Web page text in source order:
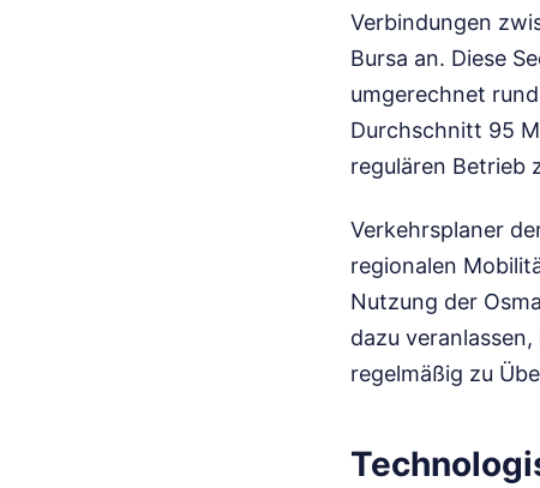
Verbindungen
Bursa an. Diese
umgerechnet
Durchschnitt 95
regulären Betrieb
Verkehrsplaner
regionalen
Nutzung der
dazu
regelmäßig zu